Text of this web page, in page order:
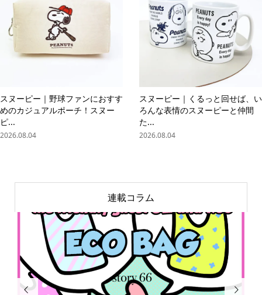
スヌーピー｜野球ファンにおすす
めのカジュアルポーチ！スヌー
ピ...
2026.08.04
スヌーピー｜くるっと回せば、い
ろんな表情のスヌーピーと仲間
た...
2026.08.04
連載コラム
 